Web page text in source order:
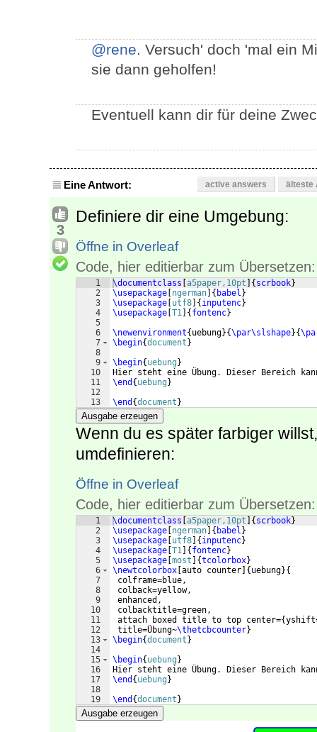
@rene. Versuch' doch 'mal ein
sie dann geholfen!
Eventuell kann dir für deine
Eine Antwort: active answers älteste
3
Definiere dir eine Umgebung:
Öffne in Overleaf
Code, hier editierbar zum Übersetzen:
1
2
3
4
5
6
7
8
9
10
11
12
13
\documentclass a5paper,10pt { scrbook}
\usepackage ngerman { babel }
\usepackage utf8 { inputenc}
\usepackage T1 { fontenc}
\newenvironment{ uebung}{\par\slshape}{
\begin{document }
\begin{ uebung }
Hier steht eine Übung. Dieser Bereich
\end { uebung }
\end {document }
Ausgabe erzeugen
Wenn du es später farbiger
umdefinieren:
Öffne in Overleaf
Code, hier editierbar zum Übersetzen:
1
2
3
4
5
6
7
8
9
10
11
12
13
14
15
16
17
18
19
\documentclass a5paper,10pt { scrbook}
\usepackage ngerman { babel }
\usepackage utf8 { inputenc}
\usepackage T1 { fontenc}
\usepackage most {tcolorbox}
\newtcolorbox auto counter { uebung}{
colframe=blue,
colback=yellow,
enhanced,
colbacktitle=green,
attach boxed title to top center={
title=Übung~\thetcbcounter}
\begin{document }
\begin{ uebung }
Hier steht eine Übung. Dieser Bereich
\end { uebung }
\end {document }
Ausgabe erzeugen